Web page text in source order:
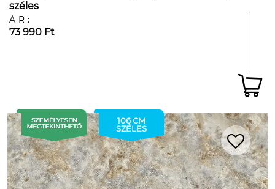
széles
ÁR:
73 990 Ft
106 CM
SZÉLES